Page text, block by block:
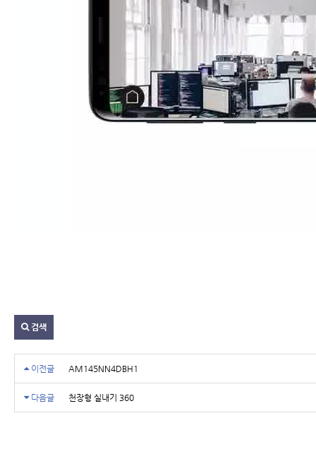
검색
이전글 AM145NN4DBH1
다음글 천장형 실내기 360